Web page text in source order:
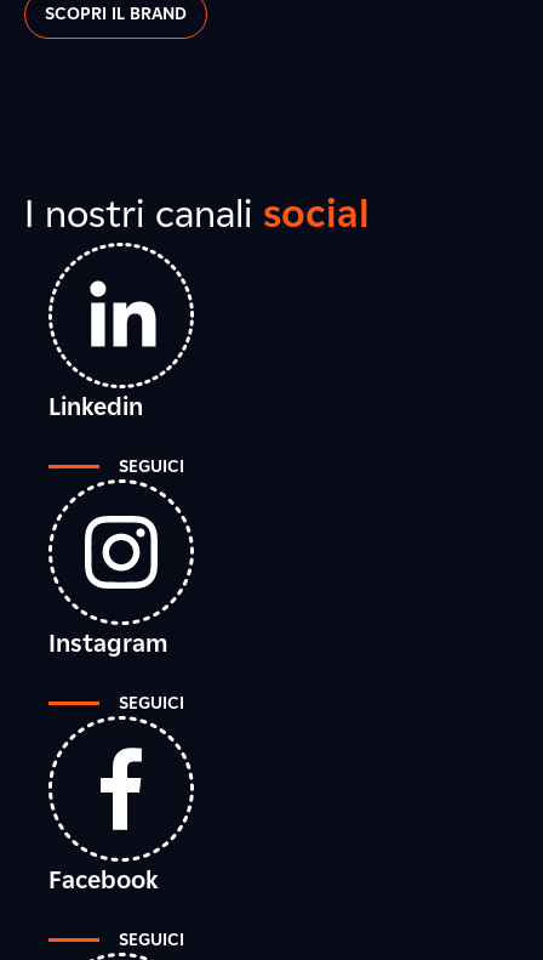
SCOPRI IL BRAND
I nostri canali social
Linkedin
SEGUICI
Instagram
SEGUICI
Facebook
SEGUICI